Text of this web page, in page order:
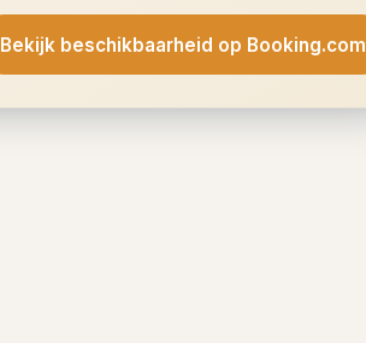
Bekijk beschikbaarheid op Booking.com